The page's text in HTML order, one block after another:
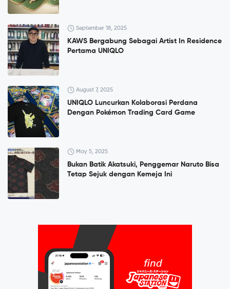
September 18, 2025
KAWS Bergabung Sebagai Artist In Residence
Pertama UNIQLO
August 7, 2025
UNIQLO Luncurkan Kolaborasi Perdana
Dengan Pokémon Trading Card Game
May 5, 2025
Bukan Batik Akatsuki, Penggemar Naruto Bisa
Tetap Sejuk dengan Kemeja Ini